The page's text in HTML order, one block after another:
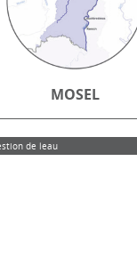
MOSEL
de leau